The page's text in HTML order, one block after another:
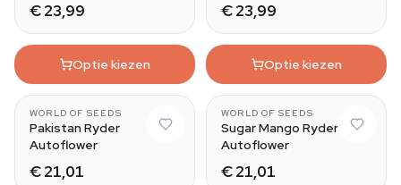
€ 23,99
Optie kiezen
€ 23,99
Optie kiezen
WORLD OF SEEDS
Pakistan Ryder
Autoflower
€ 21,01
WORLD OF SEEDS
Sugar Mango Ryder
Autoflower
€ 21,01